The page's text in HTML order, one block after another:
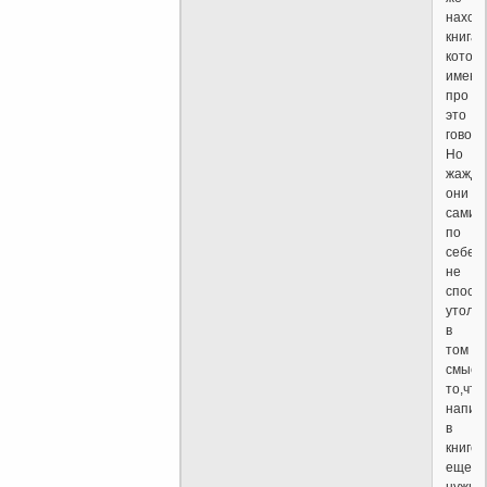
книга,в
про
это
Но
жажду
они
сами
по
себе
не
в
том
то,что
в
книге
еще